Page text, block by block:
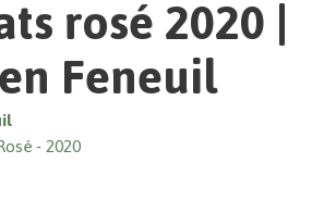
rosé 2020 |
Feneuil
2020